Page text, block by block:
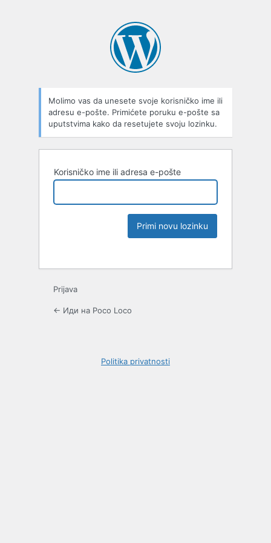
Molimo vas da unesete svoje korisničko ime ili
adresu e-pošte. Primićete poruku e-pošte sa
uputstvima kako da resetujete svoju lozinku.
Korisničko ime ili adresa e-pošte
Prijava
← Иди на Poco Loco
Politika privatnosti